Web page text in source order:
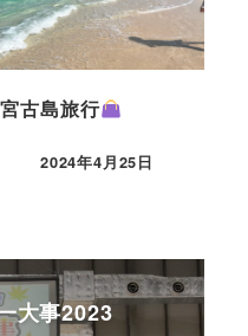
宮古島旅行
2024年4月25日
大事2023